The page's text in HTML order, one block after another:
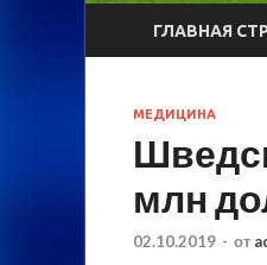
ГЛАВНАЯ
МЕДИЦИНА
млн
02.10.2019 - от